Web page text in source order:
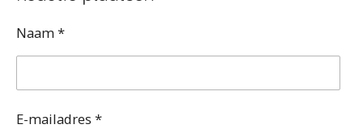
n
e
n
Naam *
E-mailadres *